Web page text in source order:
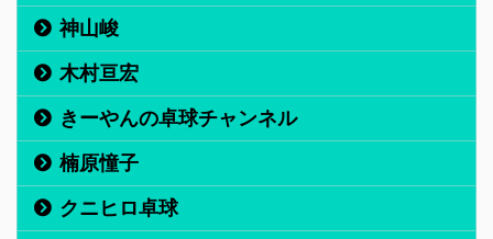
神山峻
木村亘宏
きーやんの卓球チャンネル
楠原憧子
クニヒロ卓球